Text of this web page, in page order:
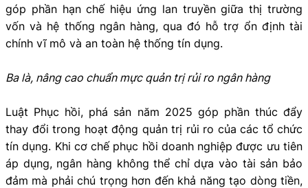
góp phần hạn chế hiệu ứng lan truyền giữa thị trường
vốn và hệ thống ngân hàng, qua đó hỗ trợ ổn định tài
chính vĩ mô và an toàn hệ thống tín dụng.
Ba là, nâng cao chuẩn mực quản trị rủi ro ngân hàng
Luật Phục hồi, phá sản năm 2025 góp phần thúc đẩy
thay đổi trong hoạt động quản trị rủi ro của các tổ chức
tín dụng. Khi cơ chế phục hồi doanh nghiệp được ưu tiên
áp dụng, ngân hàng không thể chỉ dựa vào tài sản bảo
đảm mà phải chú trọng hơn đến khả năng tạo dòng tiền,